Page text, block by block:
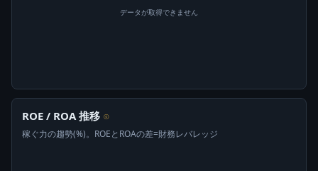
データが取得できません
ROE / ROA 推移 ⊙
稼ぐ力の趨勢(%)。ROEとROAの差=財務レバレッジ